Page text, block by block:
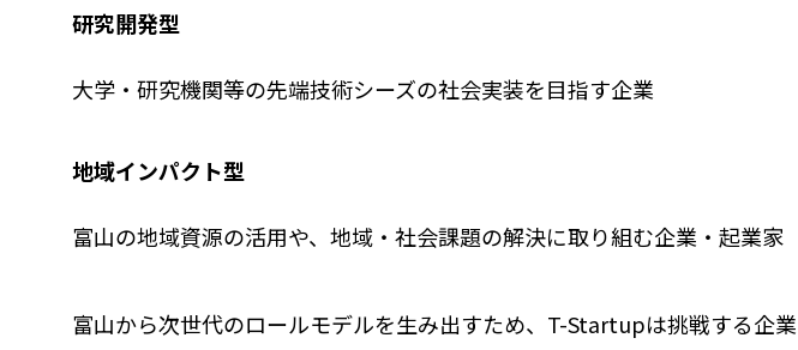
研究開発型
大学・研究機関等の先端技術シーズの社会実装を目指す企業
地域インパクト型
富山の地域資源の活用や、地域・社会課題の解決に取り組む企業・起業家
富山から次世代のロールモデルを生み出すため、T-Startupは挑戦する企